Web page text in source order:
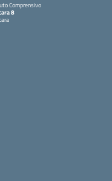
Comprensivo
8